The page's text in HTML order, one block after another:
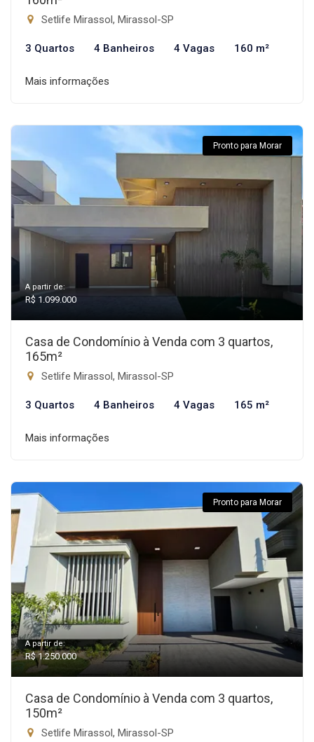
Setlife Mirassol, Mirassol-SP
3 Quartos 4 Banheiros 4 Vagas 160 m²
Mais informações
Pronto para Morar
A partir de:
R$ 1.099.000
Casa de Condomínio à Venda com 3 quartos,
165m²
Setlife Mirassol, Mirassol-SP
3 Quartos 4 Banheiros 4 Vagas 165 m²
Mais informações
Pronto para Morar
A partir de:
R$ 1.250.000
Casa de Condomínio à Venda com 3 quartos,
150m²
Setlife Mirassol, Mirassol-SP